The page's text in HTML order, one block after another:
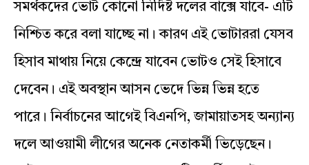
সমর্থকদের ভোট কোনো নির্দিষ্ট দলের বাক্সে যাবে- এটি
নিশ্চিত করে বলা যাচ্ছে না। কারণ এই ভোটাররা যেসব
হিসাব মাথায় নিয়ে কেন্দ্রে যাবেন ভোটও সেই হিসাবে
দেবেন। এই অবস্থান আসন ভেদে ভিন্ন ভিন্ন হতে
পারে। নির্বাচনের আগেই বিএনপি, জামায়াতসহ অন্যান্য
দলে আওয়ামী লীগের অনেক নেতাকর্মী ভিড়েছেন।